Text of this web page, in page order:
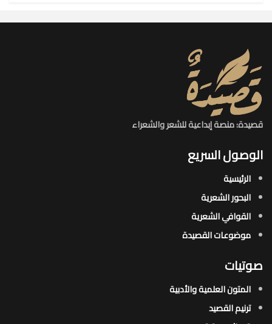
قصيدة: منصة إبداعية للشعر والشعراء
الوصول السريع
الرئيسية
البحور الشعرية​
القوافي الشعرية​
موضوعات القصيدة​
صوتيات
المتون العلمية والأدبية
ترنيم القصيد